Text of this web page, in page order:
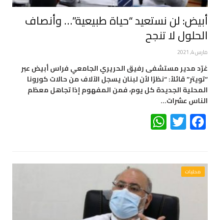
أبيض: لن نستعيد “حياة طبيعية”… وأنصاف
الحلول لا تنجح
مارس 4, 2021
غرّد مدير مستشفى رفيق الحريري الجامعي فراس أبيض عبر
“تويتر” قائلاً: “نظرًا لأن لبنان يسجل الآلاف من حالات كورونا
المحلية الجديدة كل يوم، فمن المفهوم إذا تجاهل معظم
الناس عشرات…
Facebook
Twitter
محليات